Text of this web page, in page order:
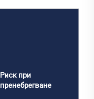
Риск при
пренебрегване